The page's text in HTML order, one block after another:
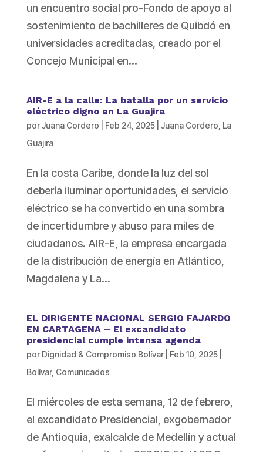
un encuentro social pro-Fondo de apoyo al
sostenimiento de bachilleres de Quibdó en
universidades acreditadas, creado por el
Concejo Municipal en...
AIR-E a la calle: La batalla por un servicio
eléctrico digno en La Guajira
porJuana Cordero Feb 24, 2025| Juana Cordero La
Guajira
En la costa Caribe, donde la luz del sol
debería iluminar oportunidades, el servicio
eléctrico se ha convertido en una sombra
de incertidumbre y abuso para miles de
ciudadanos. AIR-E, la empresa encargada
de la distribución de energía en Atlántico,
Magdalena y La...
EL DIRIGENTE NACIONAL SERGIO FAJARDO
EN CARTAGENA – El excandidato
presidencial cumple intensa agenda
por Dignidad & Compromiso Bolívar| Feb 10, 2025|
Bolívar, Comunicados
El miércoles de esta semana, 12 de febrero,
el excandidato Presidencial, exgobernador
de Antioquia, exalcalde de Medellín y actual